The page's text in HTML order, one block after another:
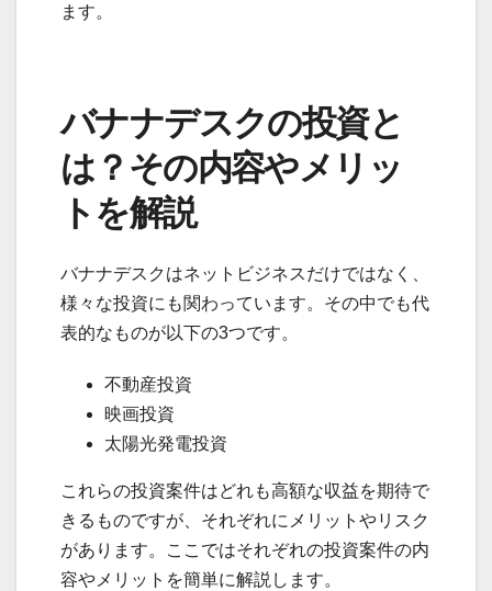
ます。
バナナデスクの投資と
は？その内容やメリッ
トを解説
バナナデスクはネットビジネスだけではなく、
様々な投資にも関わっています。その中でも代
表的なものが以下の3つです。
不動産投資
映画投資
太陽光発電投資
これらの投資案件はどれも高額な収益を期待で
きるものですが、それぞれにメリットやリスク
があります。ここではそれぞれの投資案件の内
容やメリットを簡単に解説します。